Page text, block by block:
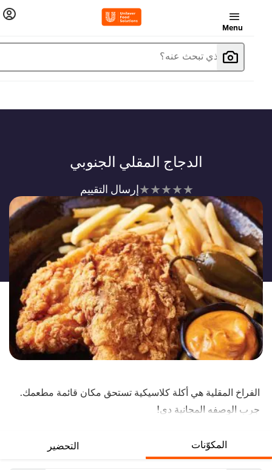
Menu
ما الذي تبحث عنه؟
الدجاج المقلي الجنوبي
لم
يتم
تقديم
أي
تقييمات
لهذا
إرسال التقييم
الفراخ المقلية هي أكلة كلاسيكية تستحق مكان قائمة مطعمك.
جرب الوصفه المجانية دي!
الطبق ده لمستوى أعلى بكتير!
المكوّنات التحضير